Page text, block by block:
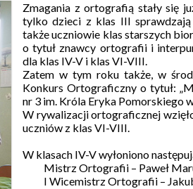
Zmagania z ortografią stały się
tylko dzieci z klas III
także uczniowie klas starszych
o tytuł znawcy ortografii i
dla klas IV-V i klas VI-VIII.
Zatem w tym roku także, w
Konkurs Ortograficzny o tytuł:
nr 3 im. Króla Eryka Pomorskiego
W rywalizacji ortograficznej
uczniów z klas VI-VIII.
W klasach IV-V wyłoniono
Mistrz Ortografii – Paweł
I Wicemistrz Ortografii – Jakub